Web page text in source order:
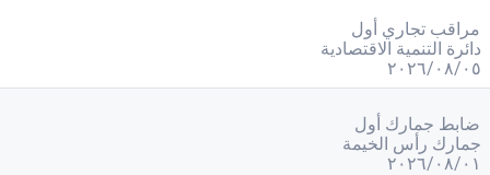
مراقب تجاري أول
دائرة التنمية الاقتصادية
٠٥‏/٠٨‏/٢٠٢٦
ضابط جمارك أول
جمارك رأس الخيمة
٠١‏/٠٨‏/٢٠٢٦